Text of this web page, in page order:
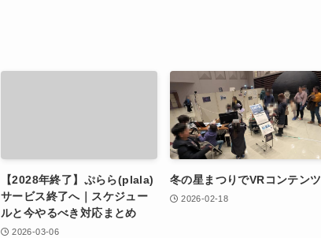
【2028年終了】ぷらら(plala)
サービス終了へ｜スケジュー
ルと今やるべき対応まとめ
2026-03-06
冬の星まつりでVRコンテンツ
2026-02-18